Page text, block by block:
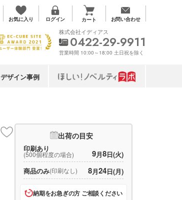
お気に入り ログイン カート お問い合わせ
デザイン事例
株式会社イディアス
0422-29-9911
営業時間 10:00～18:00 土日祝を除く
出荷の目安
印刷あり
(500個程度の場合) 9月8日(火)
商品のみ(印刷なし) 8月24日(月)
納期をお急ぎの方 ご相談ください